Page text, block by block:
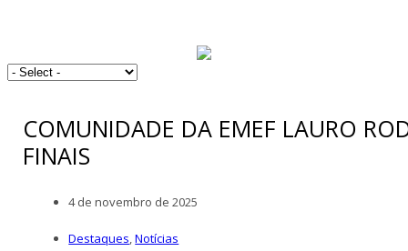
COMUNIDADE DA EMEF LAURO
FINAIS
4 de novembro de 2025
Destaques,Notícias